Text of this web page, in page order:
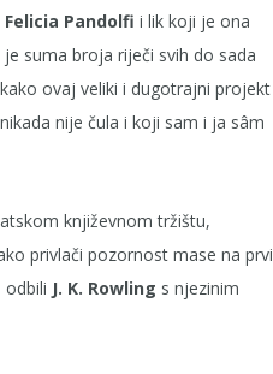
Felicia Pandolfi i lik koji je ona
suma broja riječi svih do sada
ovaj veliki i dugotrajni projekt
nije čula i koji sam i ja sâm
književnom tržištu,
privlači pozornost mase na prvi
odbili J. K. Rowling s njezinim